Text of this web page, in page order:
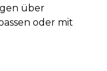
über
oder mit